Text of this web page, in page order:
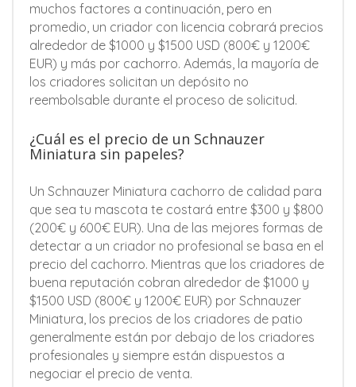
muchos factores a continuación, pero en
promedio, un criador con licencia cobrará precios
alrededor de $1000 y $1500 USD (800€ y 1200€
EUR) y más por cachorro. Además, la mayoría de
los criadores solicitan un depósito no
reembolsable durante el proceso de solicitud.
¿Cuál es el precio de un Schnauzer
Miniatura sin papeles?
Un Schnauzer Miniatura cachorro de calidad para
que sea tu mascota te costará entre $300 y $800
(200€ y 600€ EUR). Una de las mejores formas de
detectar a un criador no profesional se basa en el
precio del cachorro. Mientras que los criadores de
buena reputación cobran alrededor de $1000 y
$1500 USD (800€ y 1200€ EUR) por Schnauzer
Miniatura, los precios de los criadores de patio
generalmente están por debajo de los criadores
profesionales y siempre están dispuestos a
negociar el precio de venta.